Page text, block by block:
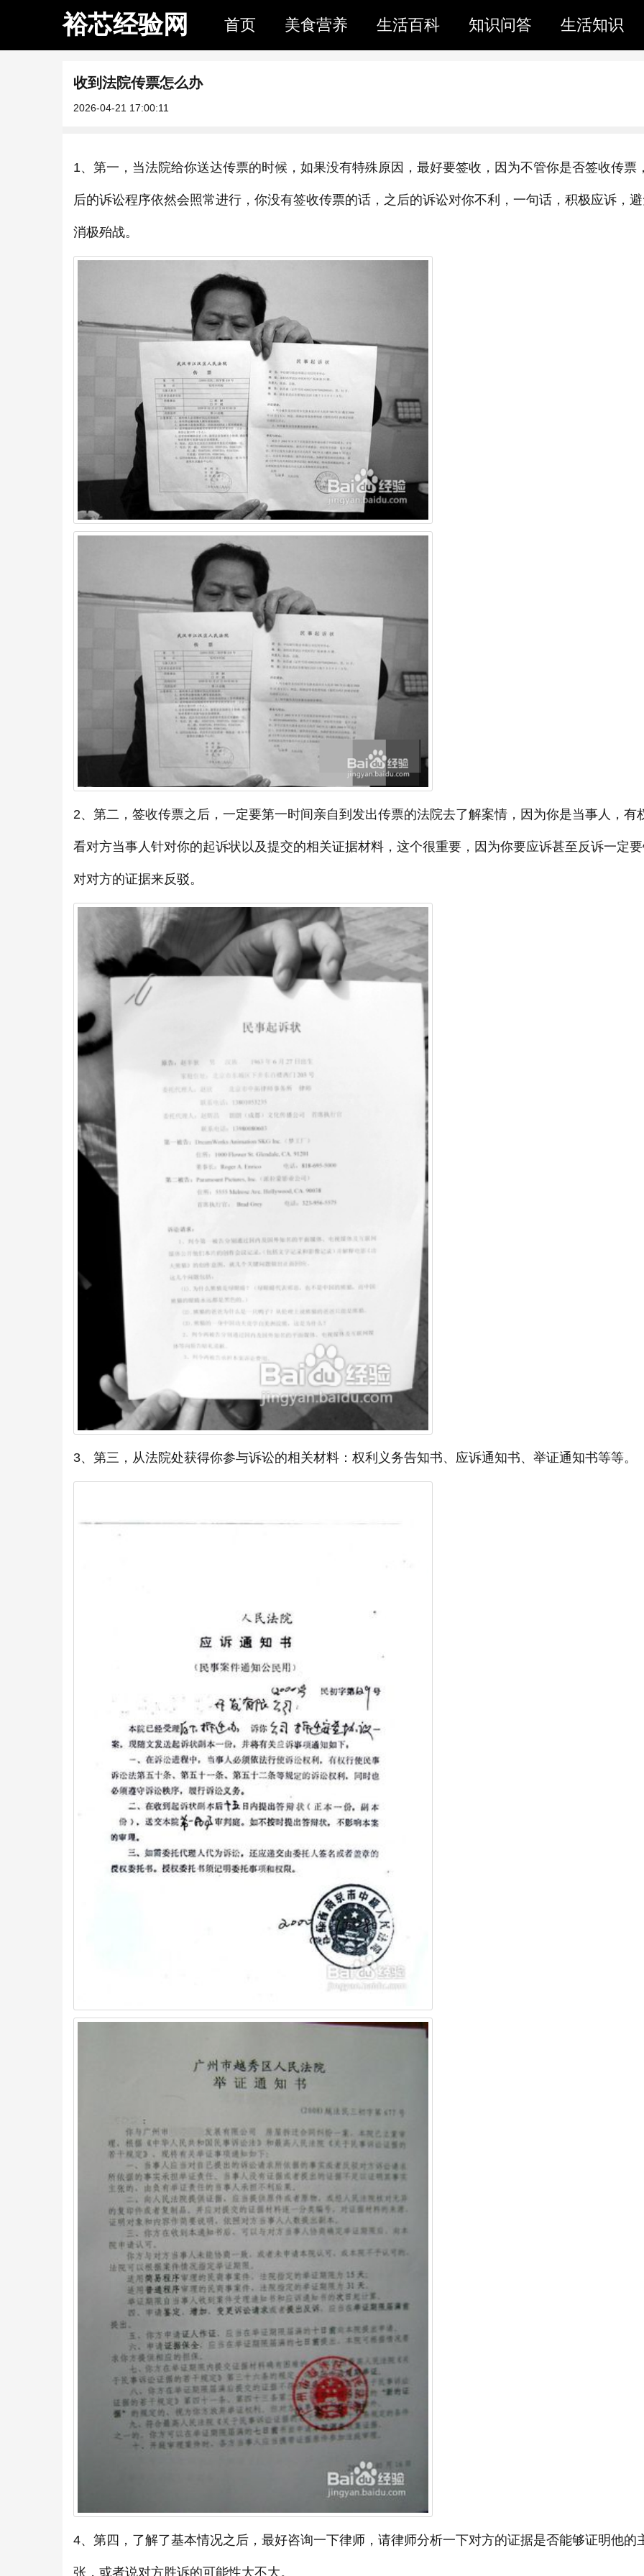
裕芯经验网 首页 美食营养 生活百科 知识问答 生活知识
收到法院传票怎么办
2026-04-21 17:00:11
1、第一，当法院给你送达传票的时候，如果没有特殊原因，最好要签收，因为不管你是否签收传票
后的诉讼程序依然会照常进行，你没有签收传票的话，之后的诉讼对你不利，一句话，积极应诉，
消极殆战。
2、第二，签收传票之后，一定要第一时间亲自到发出传票的法院去了解案情，因为你是当事人，有
看对方当事人针对你的起诉状以及提交的相关证据材料，这个很重要，因为你要应诉甚至反诉一定
对对方的证据来反驳。
3、第三，从法院处获得你参与诉讼的相关材料：权利义务告知书、应诉通知书、举证通知书等等。
4、第四，了解了基本情况之后，最好咨询一下律师，请律师分析一下对方的证据是否能够证明他的
张，或者说对方胜诉的可能性大不大。